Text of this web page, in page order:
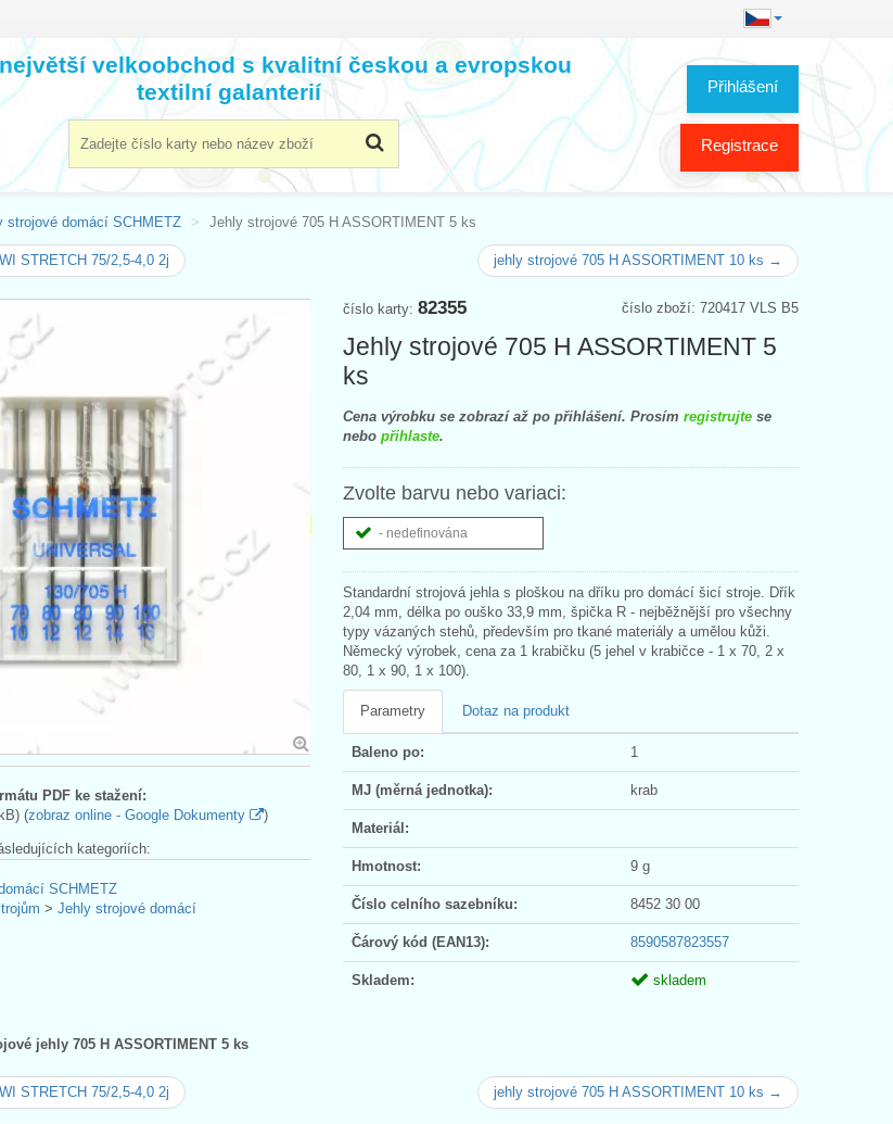
Přihlášení
Registrace
velkoobchod s kvalitní českou a evropskou
textilní galanterií
strojové domácí SCHMETZ Jehly strojové 705 H ASSORTIMENT 5 ks
STRETCH 75/2,5-4,0 2j jehly strojové 705 H ASSORTIMENT 10 ks →
číslo zboží: 720417 VLS B5
číslo karty: 82355
Jehly strojové 705 H ASSORTIMENT 5
ks
Cena výrobku se zobrazí až po přihlášení. Prosím registrujte se
nebo přihlaste.
Zvolte barvu nebo variaci:
- nedefinována
Standardní strojová jehla s ploškou na dříku pro domácí šicí stroje. Dřík
2,04 mm, délka po ouško 33,9 mm, špička R - nejběžnější pro všechny
typy vázaných stehů, především pro tkané materiály a umělou kůži.
Německý výrobek, cena za 1 krabičku (5 jehel v krabičce - 1 x 70, 2 x
80, 1 x 90, 1 x 100).
Parametry Dotaz na produkt
Baleno po: 1
MJ (měrná jednotka): krab
Materiál:
Hmotnost: 9 g
Číslo celního sazebníku: 8452 30 00
Čárový kód (EAN13): 8590587823557
Skladem: skladem
PDF ke stažení:
(zobraz online - Google Dokumenty )
kategoriích:
SCHMETZ
> Jehly strojové domácí
jehly 705 H ASSORTIMENT 5 ks
STRETCH 75/2,5-4,0 2j jehly strojové 705 H ASSORTIMENT 10 ks →